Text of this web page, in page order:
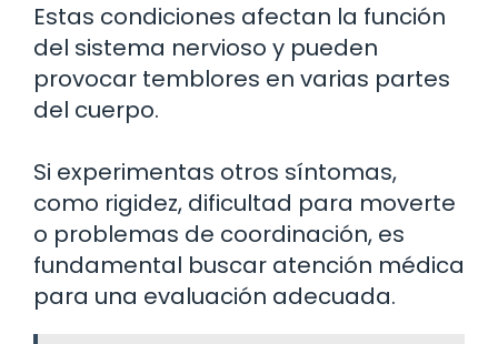
Estas condiciones afectan la función
del sistema nervioso y pueden
provocar temblores en varias partes
del cuerpo.
Si experimentas otros síntomas,
como rigidez, dificultad para moverte
o problemas de coordinación, es
fundamental buscar atención médica
para una evaluación adecuada.